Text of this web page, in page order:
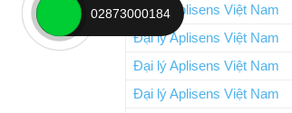
Đại lý Aplisens Việt Nam
Đại lý Aplisens Việt Nam
Đại lý Aplisens Việt Nam
Đại lý Aplisens Việt Nam
02873000184